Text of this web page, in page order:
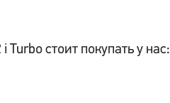
стоит покупать у нас: